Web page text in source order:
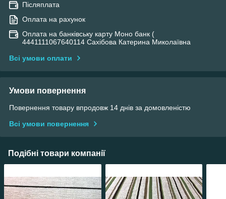
Післяплата
Оплата на рахунок
Оплата на банківську карту Моно банк (
4441111067640114 Сахібова Катерина Миколаївна
Всі умови оплати
Умови повернення
Повернення товару впродовж 14 днів за домовленістю
Всі умови повернення
Подібні товари компанії